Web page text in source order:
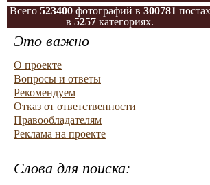
Всего 523400фотографий в 300781 постах
в 5257 категориях.
Это важно
О проекте
Вопросы и ответы
Рекомендуем
Отказ от ответственности
Правообладателям
Реклама на проекте
Слова для поиска: